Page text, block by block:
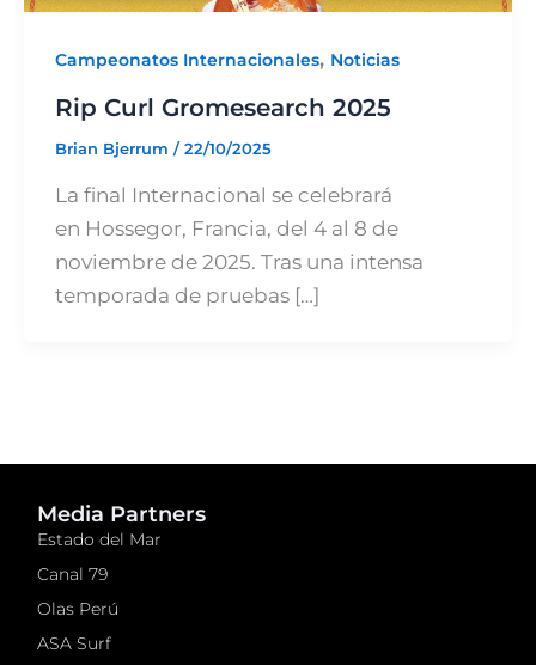
Campeonatos Internacionales, Noticias
Rip Curl Gromesearch 2025
Brian Bjerrum /22/10/2025
La final Internacional se celebrará
en Hossegor, Francia, del 4 al 8 de
noviembre de 2025. Tras una intensa
temporada de pruebas […]
Media Partners
Estado del Mar
Canal 79
Olas Perú
ASA Surf